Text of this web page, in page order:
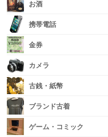
お酒
携帯電話
金券
カメラ
古銭・紙幣
ブランド古着
ゲーム・コミック